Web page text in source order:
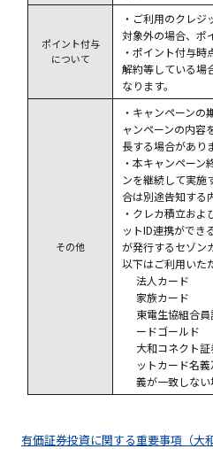
ポイント付与
について
・ご利用のクレジ
対象外の場合、ポ
・ポイント付与時
解約等している場
なります。
その他
・キャンペーンの
ャンペーンの内容
長する場合があり
・本キャンペーン
ンを継続して実施
合は別途告知する
・クレカ積立お
ットID連携ができ
が発行するセゾン
以下はご利用いた
法人カード
家族カード
東電生協組合
ードゴールド
大和コネクト
ットカード名
義が一致しない
有価証券投資に関する重要事項（大